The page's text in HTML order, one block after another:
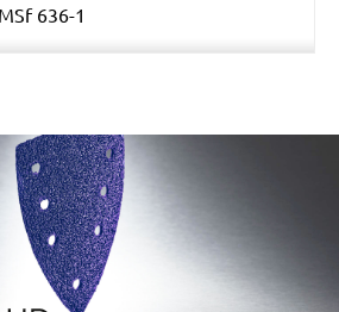
636-1
WX652, WX656
GEX 125-1 AE, GEX 125A, GEX
PEX 125A-1, PEX 125AE, PEX
220A, PEX 270A, PEX 270AE,
PEX 400AE
parallax_logos/